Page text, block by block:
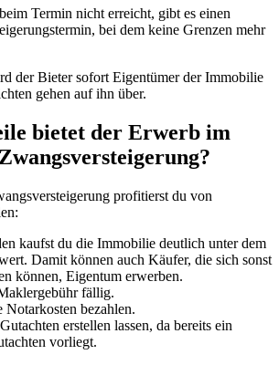
Termin nicht erreicht, gibt es einen
bei dem keine Grenzen mehr
der Bieter sofort Eigentümer der Immobilie
gehen auf ihn über.
bietet der Erwerb im
profitierst du von
kaufst du die Immobilie deutlich unter dem
Damit können auch Käufer, die sich sonst
können, Eigentum erwerben.
fällig.
Notarkosten bezahlen.
erstellen lassen, da bereits ein
vorliegt.